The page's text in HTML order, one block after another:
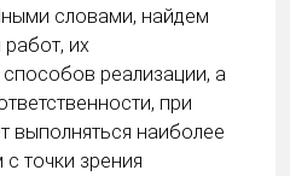
словами, найдем
их
реализации, а
при
выполняться наиболее
точки зрения